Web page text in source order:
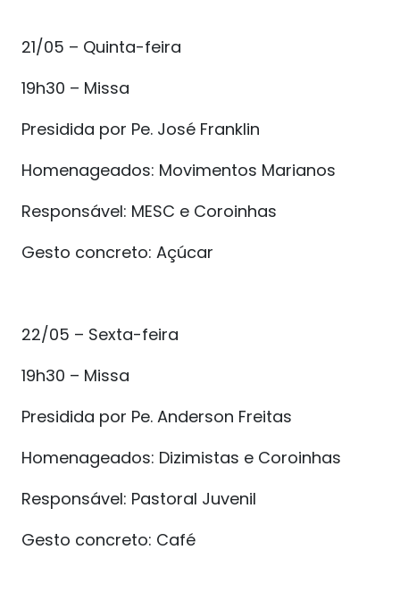
21/05 – Quinta-feira
19h30 – Missa
Presidida por Pe. José Franklin
Homenageados: Movimentos Marianos
Responsável: MESC e Coroinhas
Gesto concreto: Açúcar
22/05 – Sexta-feira
19h30 – Missa
Presidida por Pe. Anderson Freitas
Homenageados: Dizimistas e Coroinhas
Responsável: Pastoral Juvenil
Gesto concreto: Café